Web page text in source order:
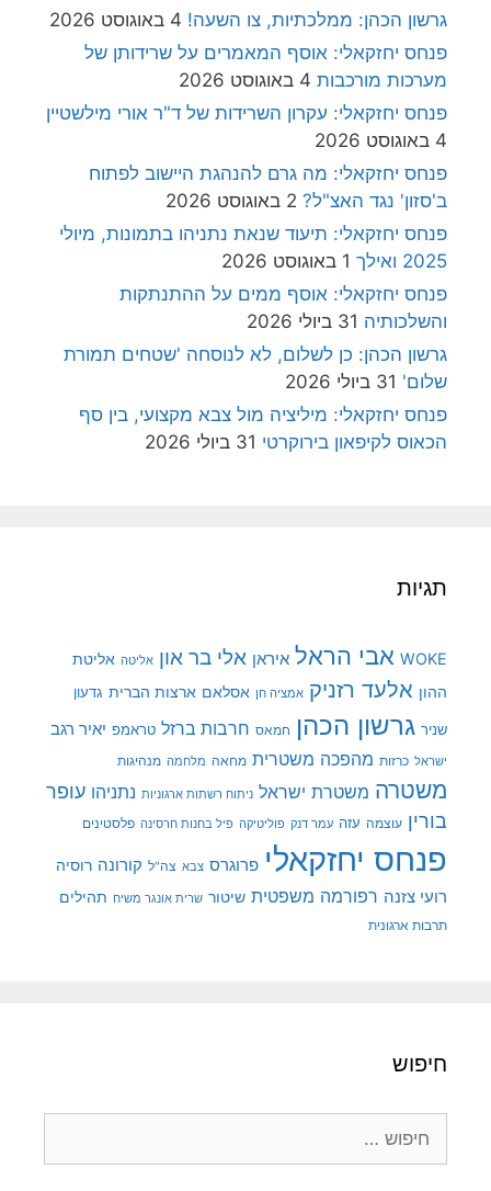
גרשון הכהן: ממלכתיות, צו השעה! 4 באוגוסט 2026
פנחס יחזקאלי: אוסף המאמרים על שרידותן של
מערכות מורכבות 4 באוגוסט 2026
פנחס יחזקאלי: עקרון השרידות של ד"ר אורי מילשטיין
4 באוגוסט 2026
פנחס יחזקאלי: מה גרם להנהגת היישוב לפתוח
ב'סזון' נגד האצ"ל? 2 באוגוסט 2026
פנחס יחזקאלי: תיעוד שנאת נתניהו בתמונות, מיולי
2025 ואילך
1 באוגוסט 2026
פנחס יחזקאלי: אוסף ממים על ההתנתקות
והשלכותיה 31 ביולי 2026
גרשון הכהן: כן לשלום, לא לנוסחה 'שטחים תמורת
שלום' 31 ביולי 2026
פנחס יחזקאלי: מיליציה מול צבא מקצועי, בין סף
הכאוס לקיפאון בירוקרטי 31 ביולי 2026
תגיות
WOKE אבי הראל איראן אלי בר און אליטה אליטת
ההון אלעד רזניק אמציה חן אסלאם ארצות הברית גדעון
שניר גרשון הכהן חמאס חרבות ברזל טראמפ יאיר רגב
ישראל כרזות מהפכה משטרית מחאה מלחמה מנהיגות
משטרה משטרת ישראל ניתוח רשתות ארגוניות נתניהו עופר
בורין עוצמה עזה עמר דנק פוליטיקה פיל בחנות חרסינה פלסטינים
פנחס יחזקאלי פרוגרס צבא צה"ל קורונה רוסיה
רועי צזנה רפורמה משפטית שיטור שרית אונגר משיח תהילים
תרבות ארגונית
חיפוש